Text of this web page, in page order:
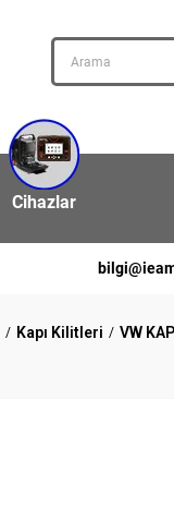
Cihazlar
Kapı Kilitleri VW